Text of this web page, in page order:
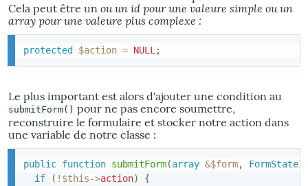
Cela peut être un ou unidpour une valeure simple ou un
arraypour une valeure plus complexe :
protected $action = NULL ;
Le plus important est alors d'ajouter une condition au
submitForm() pour ne pas encore soumettre,
reconstruire le formulaire et stocker notre action dans
une variable de notre classe :
public function submitForm(array &$form,
if
( ! $this->action)
{